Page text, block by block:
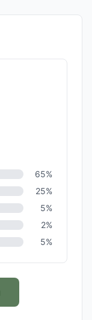
65%
25%
5%
2%
5%